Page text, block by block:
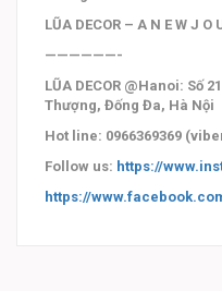
LŨA DECOR – A N E W J O
——————-
LŨA DECOR @Hanoi: Số
Thượng, Đống Đa, Hà Nội
Hot line: 0966369369
Follow us: https://
https://